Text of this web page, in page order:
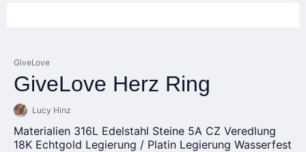
GiveLove
GiveLove Herz Ring
Lucy Hinz
Materialien 316L Edelstahl Steine 5A CZ Veredlung
18K Echtgold Legierung / Platin Legierung Wasserfest